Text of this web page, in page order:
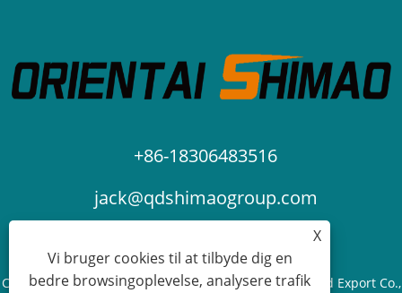
+86-18306483516
jack@qdshimaogroup.com
Copyright © 2023 Qingdao Oriental Shimao Import and Export Co.,
X
Vi bruger cookies til at tilbyde dig en
bedre browsingoplevelse, analysere trafik